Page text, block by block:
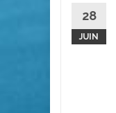
28
JUIN